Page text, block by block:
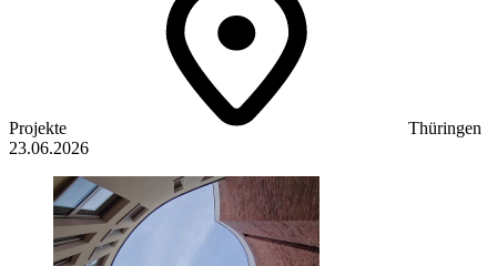
Projekte
Thüringen
23.06.2026